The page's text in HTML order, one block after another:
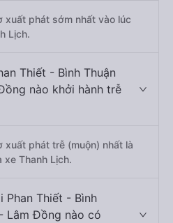
xuất phát sớm nhất vào lúc
Lịch.
Thiết - Bình Thuận
nào khởi hành trễ
xuất phát trễ (muộn) nhất là
xe Thanh Lịch.
Phan Thiết - Bình
Lâm Đồng nào có